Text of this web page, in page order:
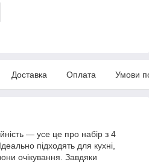
Доставка Оплата Умови
— усе це про набір з 4
підходять для кухні,
очікування. Завдяки